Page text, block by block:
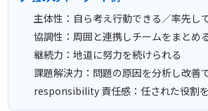
主体性：自ら考え行動できる／率先し
協調性：周囲と連携しチームをまとめ
継続力：地道に努力を続けられる
課題解決力：問題の原因を分析し改善
responsibility 責任感：任された役割